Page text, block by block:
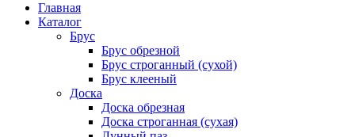
Главная
Каталог
Брус
Брус обрезной
Брус строганный (сухой)
Брус клееный
Доска
Доска обрезная
Доска строганная (сухая)